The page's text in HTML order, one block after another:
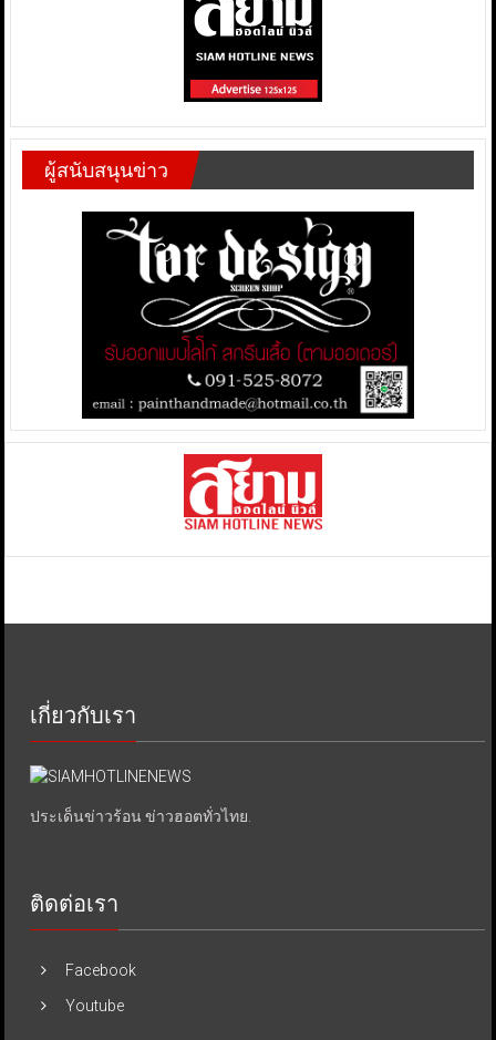
ผู้สนับสนุนข่าว
เกี่ยวกับเรา
ประเด็นข่าวร้อน ข่าวฮอตทั่วไทย.
ติดต่อเรา
Facebook
Youtube